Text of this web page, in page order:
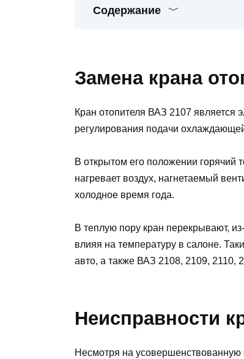
Содержание
Замена крана
Кран отопителя ВАЗ 2107 является
регулирования подачи
В открытом его положении горячий
нагревает воздух, нагнетаемый
холодное время года.
В теплую пору кран перекрывают,
влияя на температуру в салоне.
авто, а также ВАЗ 2108, 2109, 2110,
Неисправности
Несмотря на усовершенствованную